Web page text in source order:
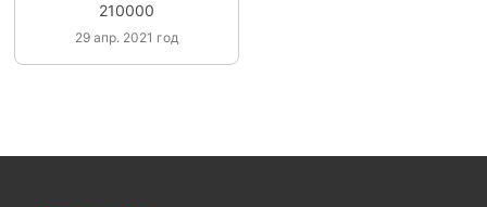
210000
29 апр. 2021 год